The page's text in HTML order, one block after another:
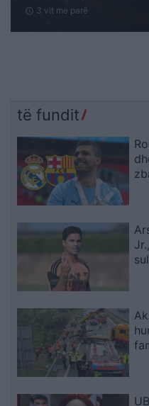
schedule 3 vit me parë
të fundit